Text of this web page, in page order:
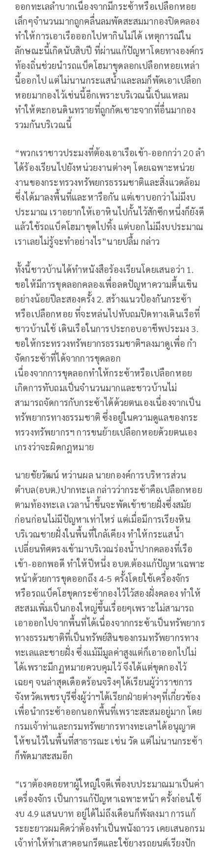
ออกทะเลลำบากเนื่องจากมีกระซ้าหรือเปลือกหอย
เล็กๆจำนวนมากถูกคลื่นลมพัดสะสมมากองปิดคลอง
ทำให้การเอาเรือออกไปหากินไม่ได้ เหตุการณ์ใน
ลักษณะนี้เกิดนับสิบปี ที่ผ่านแก้ปัญหาโดยทางองค์กร
ท้องถิ่นช่วยนำรถแบ็คโฮมาขุดลอกเปลือกหอยเหล่า
นี้ออกไป แต่ไม่นานกระแสน้ำและลมก็พัดเอาเปลือก
หอยมากองไว้เช่นนี้อีกเพราะบริเวณนี้เป็นแหลม
ทำให้ตะกอนดินทรายที่ถูกกัดเซาะจากที่อื่นมากอง
รวมกันบริเวณนี้
“พวกเราชาวประมงที่ต้องเอาเรือเข้า-ออกกว่า 20 ลำ
ได้ร้องเรียนไปยังหน่วยงานต่างๆ โดยเฉพาะหน่วย
งานของกระทรวงทรัพยกรธรรมชาติและสิ่งแวดล้อม
ซึ่งได้มาลงพื้นที่และหารือกัน แต่เขาบอกว่าไม่มีงบ
ประมาณ เราอยากให้เอาหินไปกั้นไว้สักซีกหนึ่งก็ยังดี
แล้วใช้รถแบ็คโฮมาขุดไปทิ้ง แต่บอกไม่มีงบประมาณ
เราเลยไม่รู้จะทำอย่างไร”นายปลื้ม กล่าว
ทั้งนี้ชาวบ้านได้ทำหนังสือร้องเรียนโดยเสนอว่า 1.
ขอให้มีการขุดลอกคลองเพื่อลดปัญหาความตื้นเขิน
อย่างน้อยปีละสองครั้ง 2. สร้างแนวป้องกันกระซ้า
หรือเปลือกหอย ที่จะหล่นไปทับถมปิดทางเดินเรือที่
ชาวบ้านใช้ เดินเรือในการประกอบอาชีพประมง 3.
ขอให้กระทรวงทรัพยากรธรรมชาติฯลงมาดูเพื่อ กำ
จัดกระซ้าที่ได้จากการขุดลอก
เนื่องจากการขุดลอกทำให้กระซ้าหรือเปลือกหอย
เกิดการทับถมเป็นจำนวนมากและชาวบ้านไม่
สามารถจัดการกับกระซ้าได้ด้วยตนเองเนื่องจากเป็น
ทรัพยากรทางธรรมชาติ ซึ่งอยู่ในความดูแลของกระ
ทรวงทรัพยากรฯ การขนย้ายเปลือกหอยด้วยตนเอง
เกรงว่าจะผิดกฎหมาย
นายชัยวัฒน์ หว่านผล นายกองค์การบริหารส่วน
ตำบล(อบต.)ปากทะเล กล่าวว่ากระซ้าคือเปลือกหอย
ตามท้องทะเล เวลาน้ำขึ้นจะพัดเข้าชายฝั่งซึ่งสมัย
ก่อนก่อนไม่มีปัญหาเท่าไหร่ แต่เมื่อมีการเรียงหิน
บริเวณชายฝั่งในพื้นที่ใกล้เคียง ทำให้กระแสน้ำ
เปลี่ยนทิศตรงเข้ามาบริเวณร่องน้ำปากคลองที่เรือ
เข้า-ออกพอดี ทำให้ปีหนึ่ง อบต.ต้องแก้ปัญหาเฉพาะ
หน้าด้วยการขุดออกถึง 4-5 ครั้งโดยใช้เครื่องจักร
หรือรถแบ็คโฮขุดกระซ้ากองไว้ไว้สองฝั่งคลอง ทำให้
สะสมเพิ่มเป็นกองใหญ่ขึ้นเรื่อยๆเพราะไม่สามารถ
เอาออกไปจากพื้นที่ได้เนื่องจากกระซ้าเป็นทรัพยากร
ทางธรรมชาติที่เป็นทรัพย์สินของกรมทรัพยากรทาง
ทะเลและชายฝั่ง ซึ่งแม้มีมูลค่าสูงแต่ก็เอาออกไปไม่
ได้เพราะมีกฏหมายควบคุมไว้ จึงได้แต่ขุดกองไว้
เฉยๆ จนล่าสุดเดือดร้อนจริงๆได้เรียนผู้ว่าราชการ
จังหวัดเพชรบุรีซึ่งผู้ว่าฯได้เรียกฝ่ายต่างๆที่เกี่ยวข้อง
เพื่อนำกระซ้าออกนอกพื้นที่เพราะสะสมอยู่มาก โดย
กรมเจ้าท่าและกรมทรัพยากรทางทะเลฯได้อนุญาต
ให้ขนไว้ในพื้นที่สาธารณะ เช่น วัด แต่ไม่นานกระซ้า
ก็พัดมาสะสมอีก
“เราต้องคอยหาผู้ใหญ่ใจดีเพื่องบประมาณมาเป็นค่า
เครื่องจักร เป็นการแก้ปัญหาเฉพาะหน้า ครั้งก่อนใช้
งบ 4.9 แสนบาท อยู่ได้ไม่ถึงเดือนก็พังลงมา การแก้
ระยะยาวผมคิดว่าต้องทำเป็นพนังถาวร เคยเสนอกรม
เจ้าท่าให้ทำเสาคอนกรีตและใช้ยางรถยนต์เรียงปัก